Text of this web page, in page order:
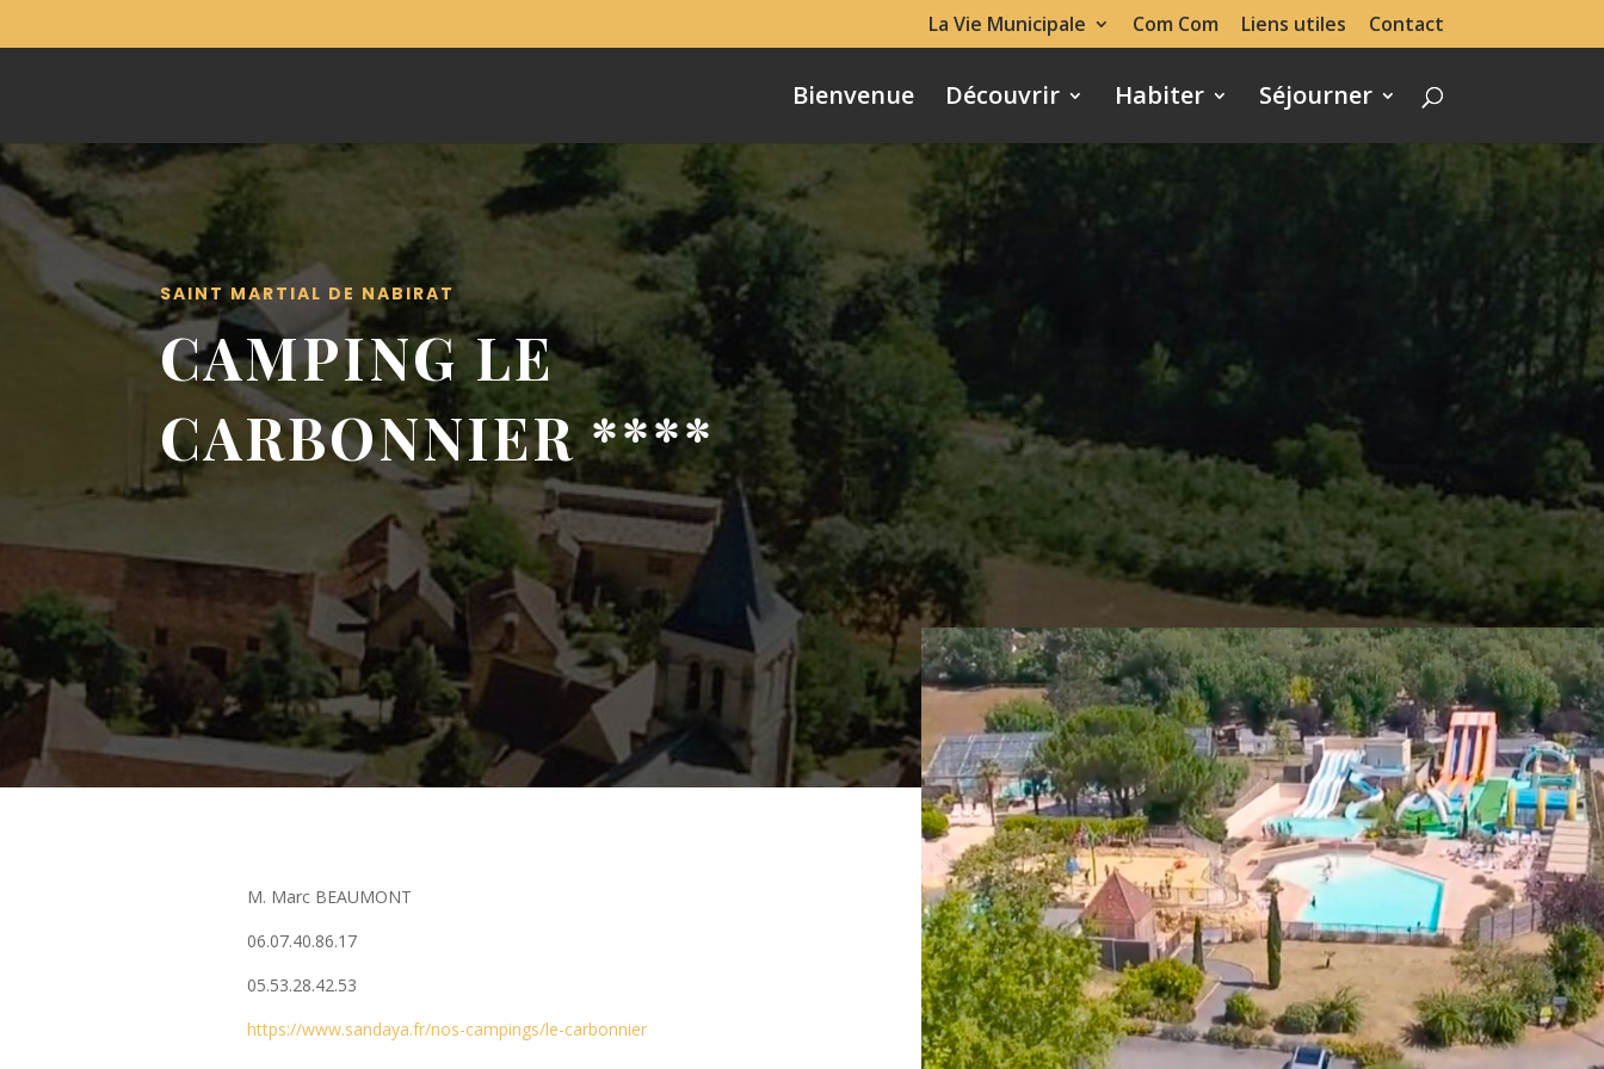
La Vie Municipale Com Com Liens utiles Contact
Bienvenue Découvrir Habiter Séjourner
SAINT MARTIAL DE NABIRAT
CAMPING LE
CARBONNIER ****
M. Marc BEAUMONT
06.07.40.86.17
05.53.28.42.53
https://www.sandaya.fr/nos-campings/le-carbonnier